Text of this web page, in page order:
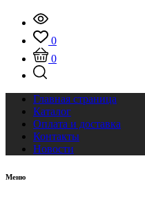
0
0
Главная страница
Каталог
Оплата и доставка
Контакты
Новости
Меню